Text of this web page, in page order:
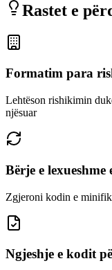
Rastet e
Formatim para
Lehtëson rishikimin
njësuar
Bërje e
Zgjeroni kodin e
Ngjeshje e kodit